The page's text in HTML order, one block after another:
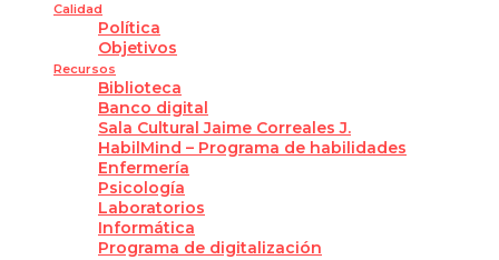
Calidad
Política
Objetivos
Recursos
Biblioteca
Banco digital
Sala Cultural Jaime Correales J.
HabilMind – Programa de habilidades
Enfermería
Psicología
Laboratorios
Informática
Programa de digitalización